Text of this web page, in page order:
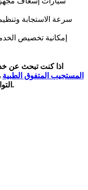
سرعة الاستجابة
إمكانية تخصيص
اذا كنت تبحث عن
المستجيب المتفوق الطبية
.